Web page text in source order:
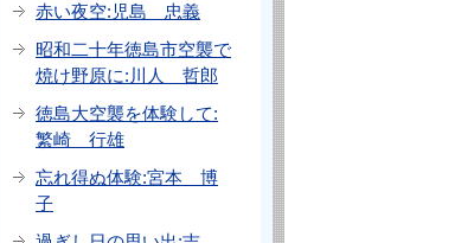
赤い夜空:児島 忠義
昭和二十年徳島市空襲で
焼け野原に:川人 哲郎
徳島大空襲を体験して:
繁崎 行雄
忘れ得ぬ体験:宮本 博
子